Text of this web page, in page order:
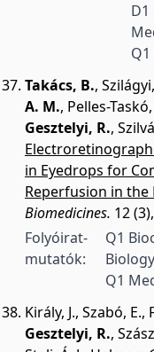
Takács, B.,
A. M., Pelles-
Gesztelyi, R.,
in Eyedrops for
Reperfusion in the
Biomedicines. 12
Folyóirat-
mutatók:
Q1
Q1
Király, J., Szabó, E.,
Gesztelyi, R.,